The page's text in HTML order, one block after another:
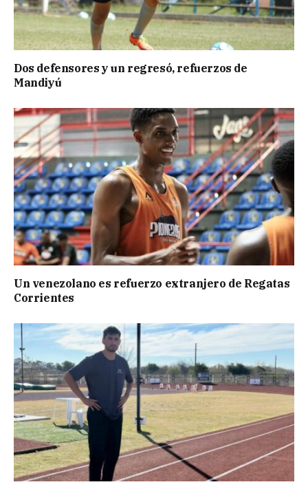
Dos defensores y un regresó, refuerzos de
Mandiyú
Un venezolano es refuerzo extranjero de Regatas
Corrientes